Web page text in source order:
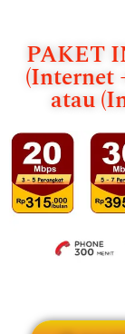
PAKET
(Internet
atau